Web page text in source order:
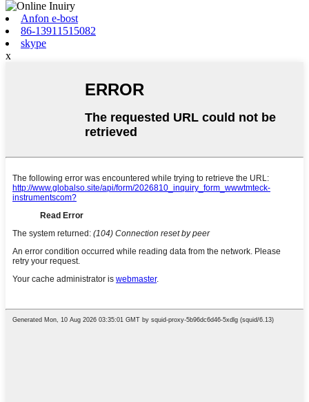
Anfon e-bost
86-13911515082
skype
x